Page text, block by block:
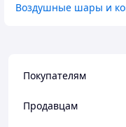
Воздушные шары и
Покупателям
Продавцам